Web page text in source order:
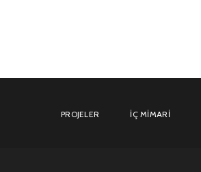
PROJELER İÇ MIMARI